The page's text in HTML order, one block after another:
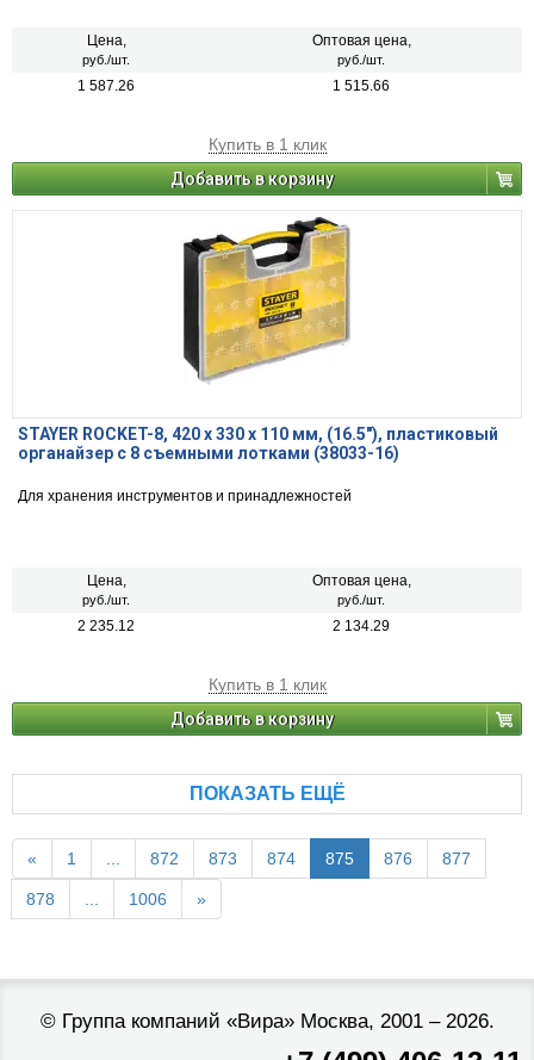
Цена,
руб./шт.
Оптовая цена,
руб./шт.
1 587.26 1 515.66
Купить в 1 клик
Добавить в корзину
STAYER ROCKET-8, 420 х 330 х 110 мм, (16.5″), пластиковый
органайзер с 8 съемными лотками (38033-16)
Для хранения инструментов и принадлежностей
Цена,
руб./шт.
Оптовая цена,
руб./шт.
2 235.12 2 134.29
Купить в 1 клик
Добавить в корзину
ПОКАЗАТЬ ЕЩЁ
« 1 ... 872 873 874 875 876 877
878 ... 1006 »
© Группа компаний «Вира»Москва, 2001 – 2026.